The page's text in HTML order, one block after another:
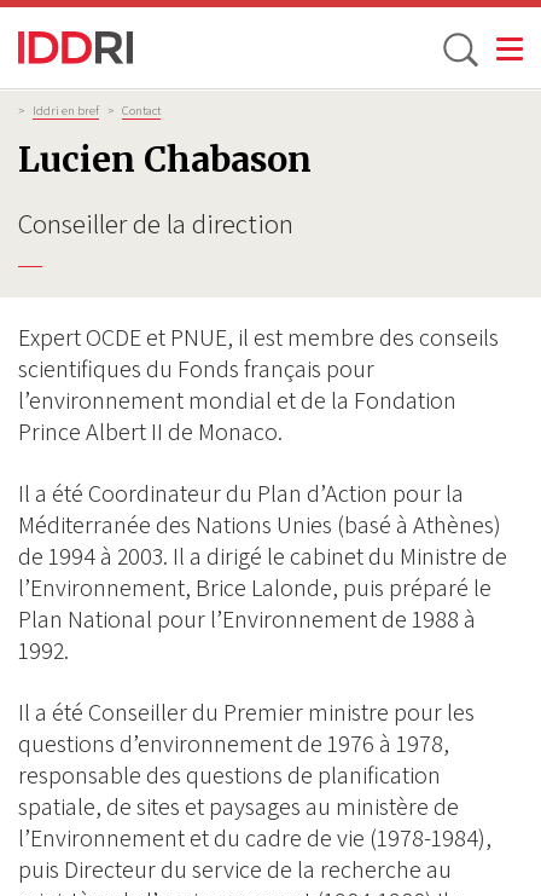
Aller
contenu
Toggle
Fil
d'Ariane
> Iddri en bref > Contact
Lucien Chabason
Conseiller de la direction
Expert OCDE et PNUE, il est membre des conseils
scientifiques du Fonds français pour
l’environnement mondial et de la Fondation
Prince Albert II de Monaco.
Il a été Coordinateur du Plan d’Action pour la
Méditerranée des Nations Unies (basé à Athènes)
de 1994 à 2003. Il a dirigé le cabinet du Ministre de
l’Environnement, Brice Lalonde, puis préparé le
Plan National pour l’Environnement de 1988 à
1992.
Il a été Conseiller du Premier ministre pour les
questions d’environnement de 1976 à 1978,
responsable des questions de planification
spatiale, de sites et paysages au ministère de
l’Environnement et du cadre de vie (1978-1984),
puis Directeur du service de la recherche au